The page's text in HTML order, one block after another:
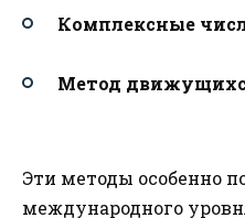
Комплексные
Метод
Эти методы особенно
международного